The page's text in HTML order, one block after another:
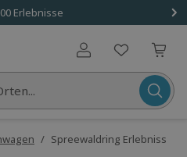
Erlebnisse
Benutzerkonto
/ Spreewaldring Erlebnisse